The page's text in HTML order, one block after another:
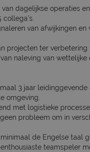
van dagelijkse operaties
collega's.
van afwijkingen
projecten ter
naleving van
3 jaar
omgeving.
met logistieke
probleem om in
de Engelse taal
teamspeler